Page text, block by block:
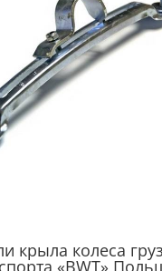
крыла колеса